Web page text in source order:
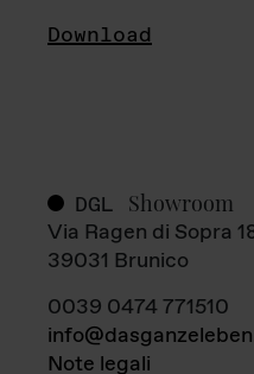
Download
DGL Showroom
Via Ragen di Sopra
39031 Brunico
0039 0474 771510
Note legali